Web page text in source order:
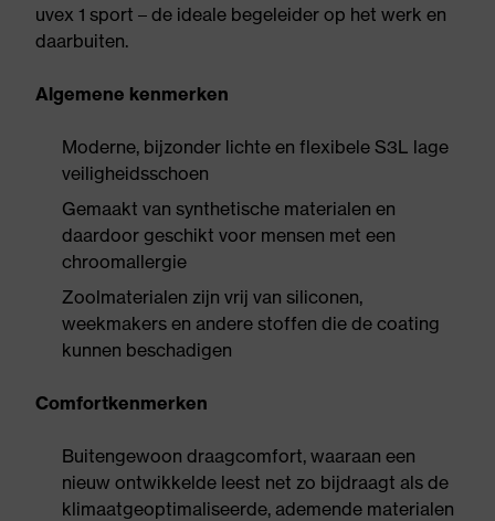
uvex 1 sport – de ideale begeleider op het werk en
daarbuiten.
Algemene kenmerken
Moderne, bijzonder lichte en flexibele S3L lage
veiligheidsschoen
Gemaakt van synthetische materialen en
daardoor geschikt voor mensen met een
chroomallergie
Zoolmaterialen zijn vrij van siliconen,
weekmakers en andere stoffen die de coating
kunnen beschadigen
Comfortkenmerken
Buitengewoon draagcomfort, waaraan een
nieuw ontwikkelde leest net zo bijdraagt als de
klimaatgeoptimaliseerde, ademende materialen